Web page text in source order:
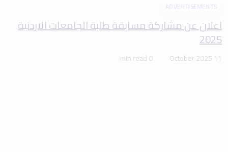
ADVERTISEMENTS
اعلان عن مشاركة مسابقة طلبة الجامعات الاردنية
2025
11 October 2025
0 min read